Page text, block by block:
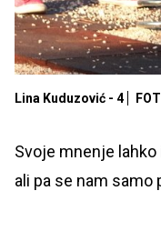
Lina Kuduzović - 4
Svoje mnenje lahko
ali pa se nam samo